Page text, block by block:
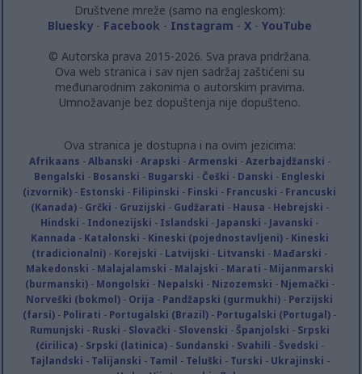
Društvene mreže (samo na engleskom):
Bluesky- Facebook - Instagram - X- YouTube
© Autorska prava 2015-2026. Sva prava pridržana.
Ova web stranica i sav njen sadržaj zaštićeni su
međunarodnim zakonima o autorskim pravima.
Umnožavanje bez dopuštenja nije dopušteno.
Ova stranica je dostupna i na ovim jezicima:
Afrikaans -Albanski -Arapski -Armenski -Azerbajdžanski -
Bengalski - Bosanski - Bugarski - Češki - Danski - Engleski
(izvornik) - Estonski - Filipinski - Finski - Francuski - Francuski
(Kanada)- Grčki - Gruzijski - Gudžarati - Hausa - Hebrejski -
Hindski - Indonezijski - Islandski - Japanski - Javanski -
Kannada - Katalonski - Kineski (pojednostavljeni)- Kineski
(tradicionalni) - Korejski - Latvijski - Litvanski - Mađarski -
Makedonski - Malajalamski - Malajski - Marati - Mijanmarski
(burmanski)- Mongolski - Nepalski - Nizozemski - Njemački -
Norveški (bokmol) - Orija - Pandžapski (gurmukhi) - Perzijski
(farsi) - Polirati - Portugalski (Brazil) - Portugalski (Portugal) -
Rumunjski - Ruski - Slovački - Slovenski -Španjolski - Srpski
(ćirilica)- Srpski (latinica)- Sundanski - Svahili -Švedski -
Tajlandski - Talijanski - Tamil - Teluški - Turski - Ukrajinski -